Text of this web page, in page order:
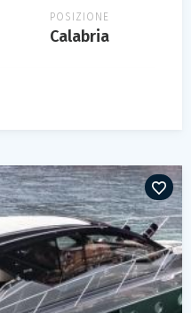
POSIZIONE
Calabria